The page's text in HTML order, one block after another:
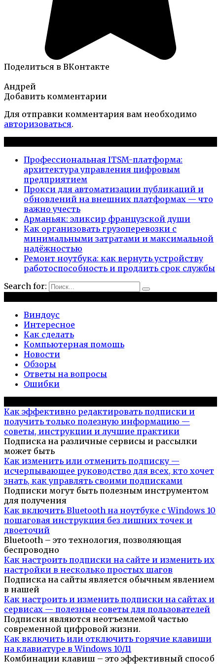
Поделиться в ВКонтакте
Андрей
Добавить комментарии
Для отправки комментария вам необходимо
авторизоваться.
Профессиональная ITSM-платформа:
архитектура управления цифровым
предприятием
Прокси для автоматизации публикаций и
обновлений на внешних платформах — что
важно учесть
Арманьяк: эликсир французской души
Как организовать грузоперевозки с
минимальными затратами и максимальной
надёжностью
Ремонт ноутбука: как вернуть устройству
работоспособность и продлить срок службы
Search for:
Виндоус
Интересное
Как сделать
Компьютерная помощь
Новости
Обзоры
Ответы на вопросы
Ошибки
Как эффективно редактировать подписки и
получить только полезную информацию —
советы, инструкции и лучшие практики
Подписка на различные сервисы и рассылки
может быть
Как изменить или отменить подписку —
исчерпывающее руководство для всех, кто хочет
знать, как управлять своими подписками
Подписки могут быть полезным инструментом
для получения
Как включить Bluetooth на ноутбуке с Windows 10
пошаговая инструкция без лишних точек и
двоеточий
Bluetooth – это технология, позволяющая
беспроводно
Как настроить подписки на сайте и изменить их
настройки в несколько простых шагов
Подписка на сайты является обычным явлением
в нашей
Как настроить и изменить подписки на сайтах и
сервисах — полезные советы для пользователей
Подписки являются неотъемлемой частью
современной цифровой жизни.
Как включить или отключить горячие клавиши
на клавиатуре в Windows 10/11
Комбинации клавиш – это эффективный способ